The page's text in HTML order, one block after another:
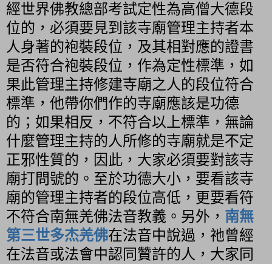
經世界佛教總部考試定性為高僧大德段
位的，必須要見到該寺廟管理主持者本
人身著的袍裝段位，及其相對應的證書
是否符合袍裝段位，作為定性標準，如
果此管理主持修建寺廟之人的段位符合
標準，他帶你們作的寺廟應該是功德
的；如果相反，不符合以上標準，無論
什麼管理主持的人所修的寺廟就是不定
正邪性質的，因此，大家必須要對該寺
廟打問號的。至於功德大小，要看該寺
廟的管理主持者的段位高低，更要看符
不符合南無羌佛法音教義。另外， 南無
第三世多杰羌佛在法音中說過，祂曾經
在法音或法會中認同贊許的人，大家同